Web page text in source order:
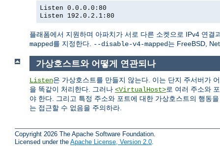
Listen 0.0.0.0:80
Listen 192.0.2.1:80
플래폼에서 지원하며 아파치가 서로 다른 소켓으로 IPv4 연
mapped를 지정한다. --disable-v4-mapped는 FreeBSD,
가상호스트와 어떻게 연관되나
Listen은 가상호스트를 만들지 않는다. 이는 단지 주서버가
을 똑같이 처리한다. 그러나 <VirtualHost>로 여러 주소와
야 한다. 그리고 특정 주소와 포트에 대한 가상호스트의 행동
는 접근할 수 없음을 주의하라.
Copyright 2026 The Apache Software Foundation.
Licensed under the Apache License, Version 2.0